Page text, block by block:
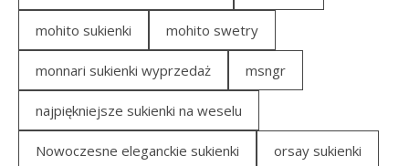
mohito sukienki mohito swetry
monnari sukienki wyprzedaż msngr
najpiękniejsze sukienki na weselu
Nowoczesne eleganckie sukienki orsay sukienki